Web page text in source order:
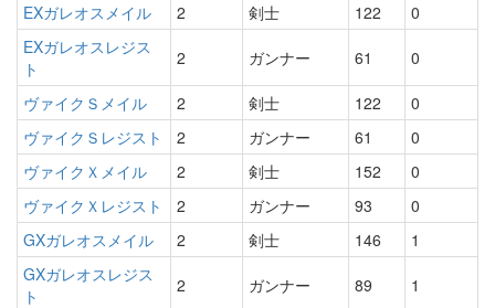
EXガレオスメイル
2 剣士 122
0
EXガレオスレジス
ト
2 ガンナー 61 0
ヴァイクＳメイル 2 剣士 122
0
ヴァイクＳレジスト
2 ガンナー 61
0
ヴァイクＸメイル
2 剣士 152
0
ヴァイクＸレジスト
2 ガンナー 93
0
GXガレオスメイル
2 剣士 146
1
GXガレオスレジス
ト
2 ガンナー 89 1